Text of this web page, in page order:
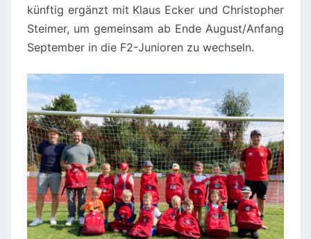
künftig ergänzt mit Klaus Ecker und Christopher
Steimer, um gemeinsam ab Ende August/Anfang
September in die F2-Junioren zu wechseln.